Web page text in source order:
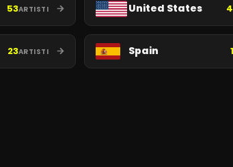
53ARTISTI United States
23ARTISTI Spain